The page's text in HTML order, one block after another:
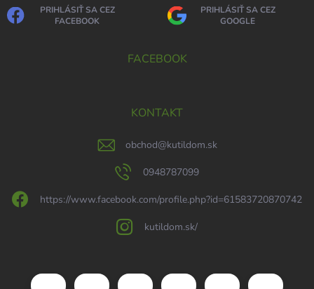
PRIHLÁSIŤ SA CEZ
FACEBOOK
PRIHLÁSIŤ SA CEZ
GOOGLE
FACEBOOK
KONTAKT
obchod@kutildom.sk
0948787099
https://www.facebook.com/profile.php?id=61583720870742
kutildom.sk/